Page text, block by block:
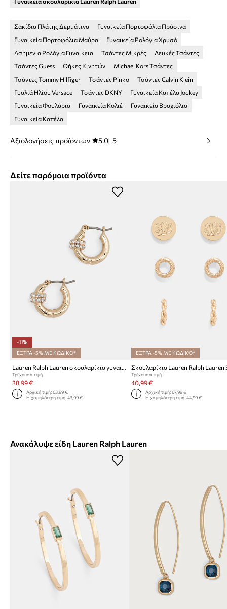
Σακίδια Πλάτης Δερμάτινα
Γυναικεία Πορτοφόλια Πράσινα
Γυναικεία Πορτοφόλια Μαύρα
Γυναικεία Ρολόγια Χρυσό
Ασημενια Ρολόγια Γυναικεια
Τσάντες Μικρές
Λευκές Τσάντες
Τσάντες Guess
Θήκες Κινητών
Michael Kors Τσάντες
Τσάντες Tommy Hilfiger
Τσάντες Pinko
Τσάντες Calvin Klein
Γυαλιά Ηλίου Versace
Τσάντες DKNY
Γυναικεία Καπέλα Jockey
Γυναικεία Φουλάρια
Γυναικεία Κολιέ
Γυναικεία Βραχιόλια
Γυναικεία Καπέλα
Αξιολογήσεις προϊόντων 5.0 5
Δείτε παρόμοια προϊόντα
-11%
ΕΞΤΡΑ -5% ΜΕ ΚΩΔΙΚΟ*
Lauren Ralph Lauren σκουλαρίκια γυναικεία μεταλλικά LINDELLA
Τρέχουσα τιμή:
38,99 €
Αρχική τιμή:63,99 €
Η χαμηλότερη τιμή:43,99 €
ΕΞΤΡΑ -5% ΜΕ ΚΩΔΙΚΟ*
Τρέχουσα τιμή:
40,99 €
Αρχική τιμή: 67,99 €
Η χαμηλότερη τιμή: 44,99 €
Ανακάλυψε είδη Lauren Ralph Lauren